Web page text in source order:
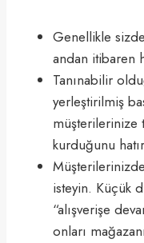
Genellikle
andan itibaren
Tanınabilir
yerleştirilmiş
müşterilerinize
kurduğunu
isteyin. Küçük
“alışverişe
onları